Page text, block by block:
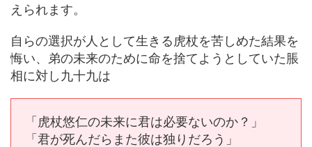
えられます。
自らの選択が人として生きる虎杖を苦しめた結果を
悔い、弟の未来のために命を捨てようとしていた脹
相に対し九十九は
「虎杖悠仁の未来に君は必要ないのか？」
「君が死んだらまた彼は独りだろう」